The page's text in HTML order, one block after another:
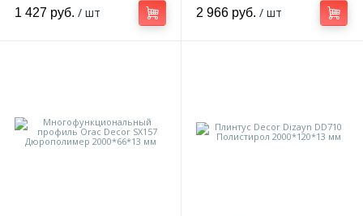
1 427 руб. / шт 2 966 руб. / шт